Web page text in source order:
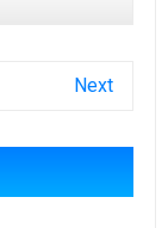
Next